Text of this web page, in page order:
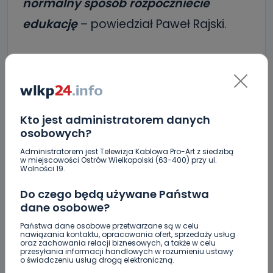
Kto jest administratorem danych
osobowych?
Administratorem jest Telewizja Kablowa Pro-Art z siedzibą
w miejscowości Ostrów Wielkopolski (63-400) przy ul.
Wolności 19.
Do czego będą używane Państwa
dane osobowe?
Państwa dane osobowe przetwarzane są w celu
nawiązania kontaktu, opracowania ofert, sprzedaży usług
oraz zachowania relacji biznesowych, a także w celu
przesyłania informacji handlowych w rozumieniu ustawy
o świadczeniu usług drogą elektroniczną.
normalny sposób rozpoczniecie
edukację– powiedział Paweł Rajski.
Jak wyjaśnił, przesunięcie o miesiąc
lipca na koniec sierpnia) to dodatkowa
trudność dla dyrektorów i nauczycieli,
bo poszczególne terminy względem
początku roku szkolnego się skracają.
powiedzieć, ile będzie oddziałów, ilu
nauczycieli i w jakim wymiarze będą
pracować. Mogę zapewnić, że nie
planujemy zwolnień z powodu braku